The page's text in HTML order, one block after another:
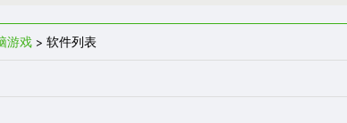
游戏 > 软件列表